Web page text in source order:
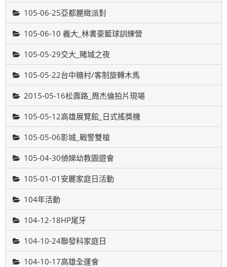
105-06-25亞都麗緻派對
105-06-10 義大_林書豪籃球訓練營
105-05-29交大_賭城之夜
105-05-22台中糖村/客制旋轉木馬
2015-05-16松壽路_周杰倫拍片現場
105-05-12高雄展覽館_日式搖獎機
105-05-06影城_戰警雙槍
105-04-30偵娣幼教園遊會
105-01-01安麗家庭日活動
104年活動
104-12-18HP尾牙
104-10-24聯發科家庭日
104-10-17高雄全運會